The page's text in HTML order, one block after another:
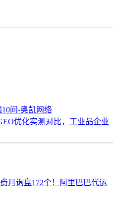
问-奥凯网络
优化实测对比，工业品企业
月询盘172个！阿里巴巴代运